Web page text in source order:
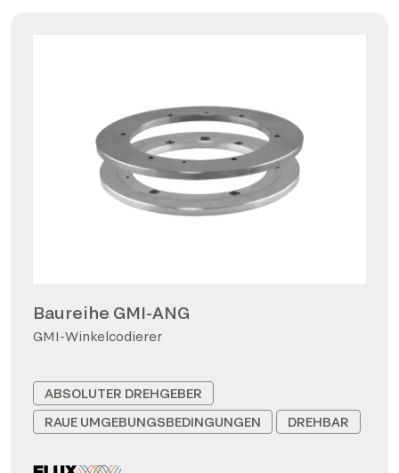
Baureihe GMI-ANG
GMI-Winkelcodierer
ABSOLUTER DREHGEBER
RAUE UMGEBUNGSBEDINGUNGEN
DREHBAR